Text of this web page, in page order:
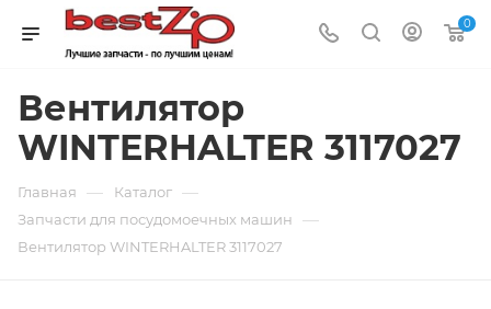
0
Вентилятор
WINTERHALTER 3117027
Главная — Каталог —
Запчасти для посудомоечных машин —
Вентилятор WINTERHALTER 3117027